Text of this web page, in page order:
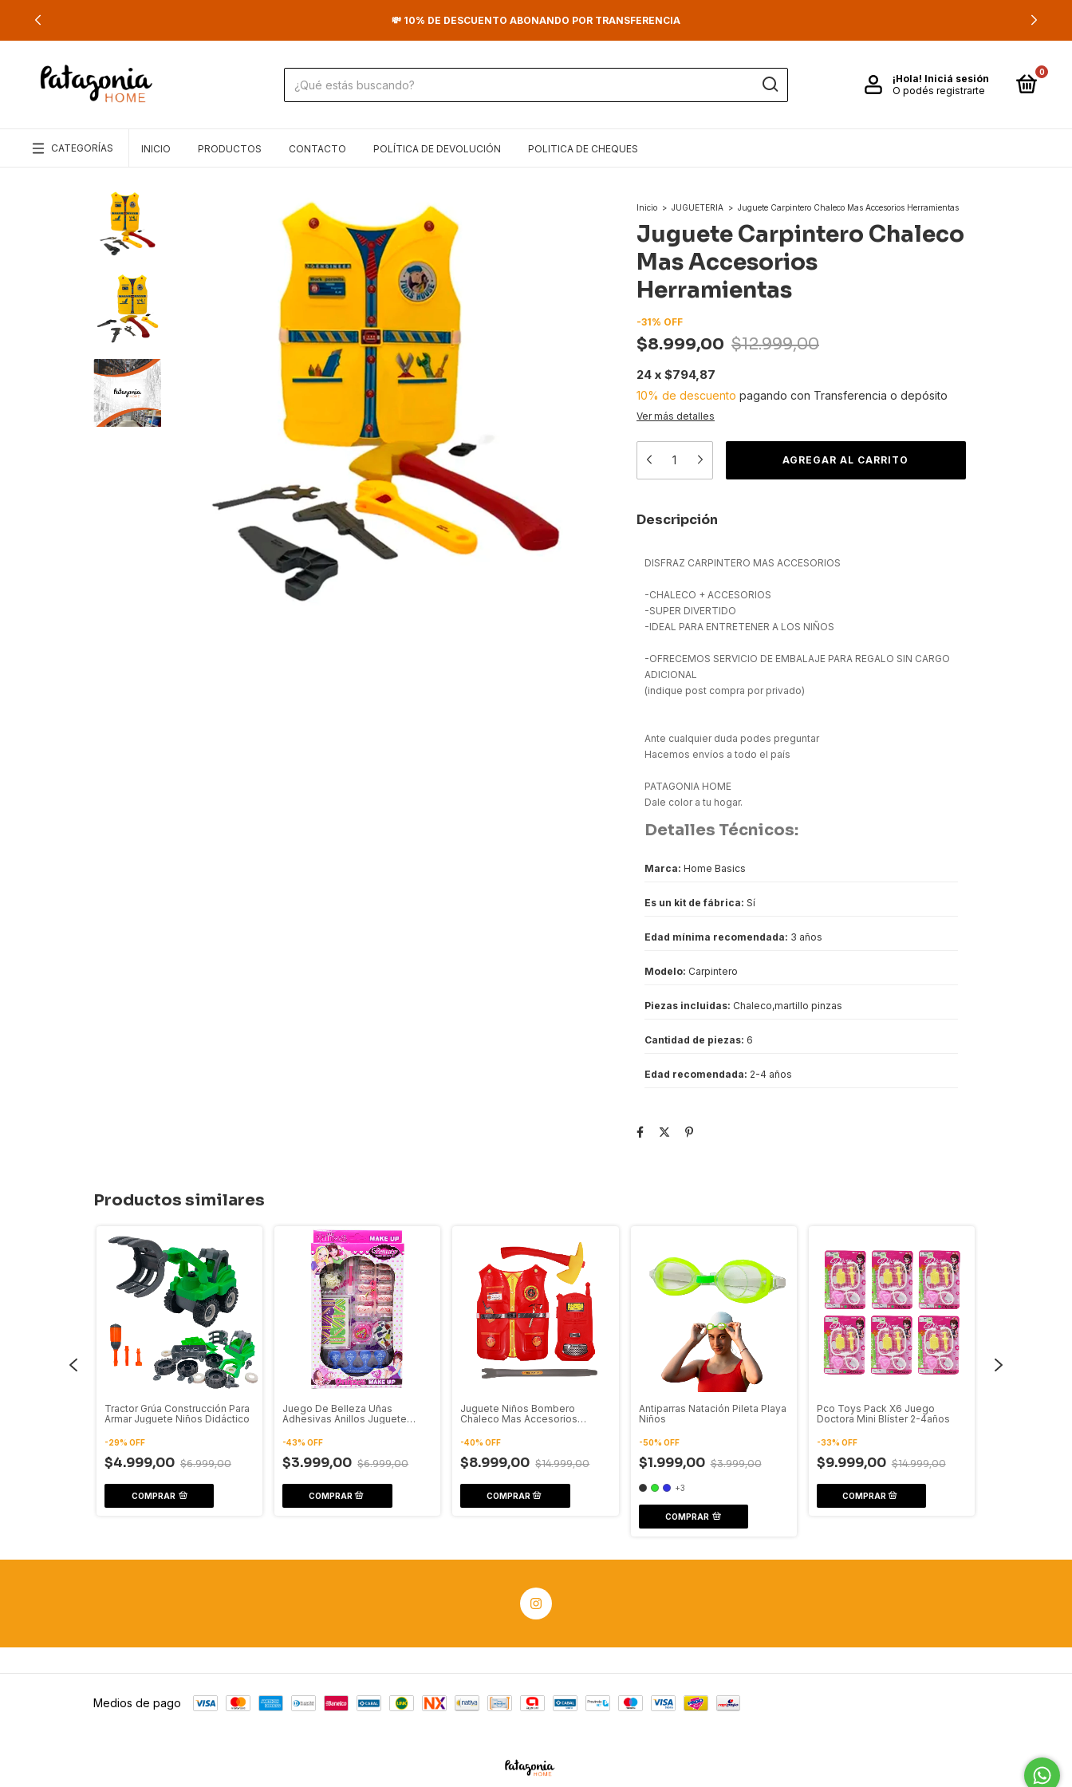
💳 3 CUOTAS SIN INTERÉS SUPERANDO LOS $100.000
¡Hola! Iniciá sesión
O podés registrarte
0
CATEGORÍAS INICIO PRODUCTOS CONTACTO POLÍTICA DE DEVOLUCIÓN POLITICA DE CHEQUES
Inicio > JUGUETERIA > Juguete Carpintero Chaleco Mas Accesorios Herramientas
Juguete Carpintero Chaleco
Mas Accesorios
Herramientas
-31% OFF
$8.999,00 $12.999,00
24 x $794,87
10% de descuento pagando con Transferencia o depósito
Ver más detalles
Descripción
DISFRAZ CARPINTERO MAS ACCESORIOS
-CHALECO + ACCESORIOS
-SUPER DIVERTIDO
-IDEAL PARA ENTRETENER A LOS NIÑOS
-OFRECEMOS SERVICIO DE EMBALAJE PARA REGALO SIN CARGO
ADICIONAL
(indique post compra por privado)
Ante cualquier duda podes preguntar
Hacemos envíos a todo el país
PATAGONIA HOME
Dale color a tu hogar.
Detalles Técnicos:
Marca: Home Basics
Es un kit de fábrica: Sí
Edad mínima recomendada: 3 años
Modelo: Carpintero
Piezas incluidas: Chaleco,martillo pinzas
Cantidad de piezas: 6
Edad recomendada: 2-4 años
Productos similares
Tractor Grúa Construcción Para
Armar Juguete Niños Didáctico
-29% OFF
$4.999,00 $6.999,00
COMPRAR
Juego De Belleza Uñas
Adhesivas Anillos Juguete
-43%OFF
$3.999,00 $6.999,00
Juguete Niños Bombero
Chaleco Mas Accesorios
-40%OFF
$8.999,00 $14.999,00
Antiparras Natación Pileta Playa
Niños
-50% OFF
$1.999,00 $3.999,00
+3
COMPRAR
Pco Toys Pack X6 Juego
Doctora Mini Blíster 2-4años
-33% OFF
$9.999,00 $14.999,00
Medios de pago